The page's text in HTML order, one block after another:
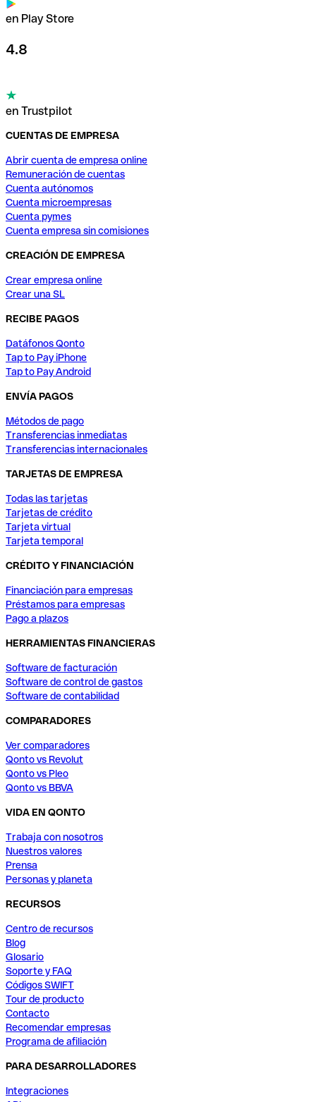
en Play Store
4.8
en Trustpilot
CUENTAS DE EMPRESA
Abrir cuenta de empresa online
Remuneración de cuentas
Cuenta autónomos
Cuenta microempresas
Cuenta pymes
Cuenta empresa sin comisiones
CREACIÓN DE EMPRESA
Crear empresa online
Crear una SL
RECIBE PAGOS
Datáfonos Qonto
Tap to Pay iPhone
Tap to Pay Android
ENVÍA PAGOS
Métodos de pago
Transferencias inmediatas
Transferencias internacionales
TARJETAS DE EMPRESA
Todas las tarjetas
Tarjetas de crédito
Tarjeta virtual
Tarjeta temporal
CRÉDITO Y FINANCIACIÓN
Financiación para empresas
Préstamos para empresas
Pago a plazos
HERRAMIENTAS FINANCIERAS
Software de facturación
Software de control de gastos
Software de contabilidad
COMPARADORES
Ver comparadores
Qonto vs Revolut
Qonto vs Pleo
Qonto vs BBVA
VIDA EN QONTO
Trabaja con nosotros
Nuestros valores
Prensa
Personas y planeta
RECURSOS
Centro de recursos
Blog
Glosario
Soporte y FAQ
Códigos SWIFT
Tour de producto
Contacto
Recomendar empresas
Programa de afiliación
PARA DESARROLLADORES
Integraciones